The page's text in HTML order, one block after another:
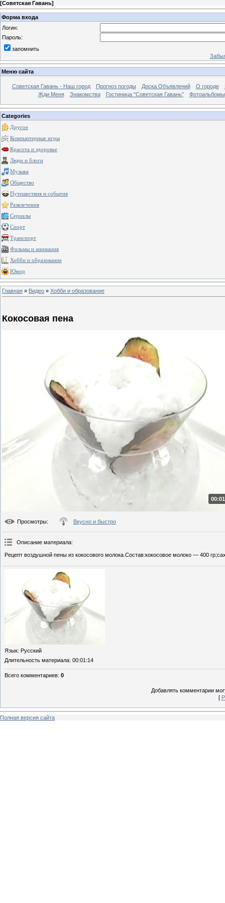
[Советская Гавань]
Форма входа
Логин:
Пароль:
запомнить
Меню сайта
Советская Гавань - Наш город Прогноз погоды Доска Объявлений О городе
Жди Меня
Знакомства Гостиница "Советская Гавань" Фотоальбомы
Categories
Другое
Компьютерные игры
Красота и здоровье
Люди и блоги
Музыка
Общество
Путешествия и события
Развлечения
Сериалы
Спорт
Транспорт
Фильмы и анимация
Хобби и образование
Юмор
Главная » Видео » Хобби и образование
Кокосовая пена
Просмотры: Вкусно и быстро
Описание материала:
Рецепт воздушной пены из кокосового молока.Состав:кокосовое молоко — 400
Язык: Русский
Длительность материала: 00:01:14
Всего комментариев: 0
Добавлять комментарии
[
Полная версия сайта